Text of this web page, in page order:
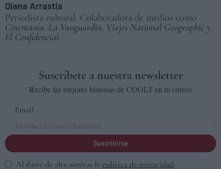
Diana Arrastia
Periodista cultural. Colaboradora de medios como
Cinemanía, La Vanguardia, Viajes National Geographic y
El Confidencial.
Suscríbete a nuestra newsletter
Recibe las mejores historias de COOLT en tu correo
Email
Suscribirse
Al darte de alta aceptas la política de privacidad.